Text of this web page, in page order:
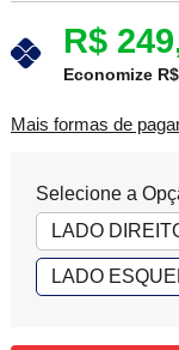
R$
Economize
Mais formas de
Selecione a
LADO
LADO